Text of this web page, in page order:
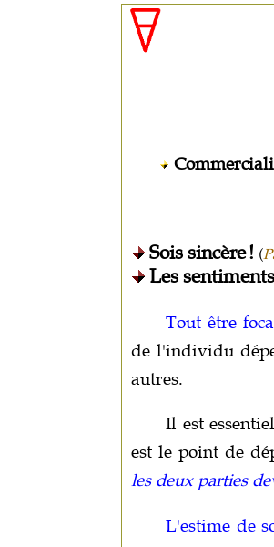
Sois sincère ! (
Les
Tout être
de l'individu
autres.
Il est
est le point de
les deux parties
L'estime de